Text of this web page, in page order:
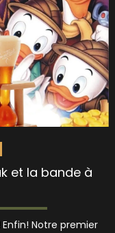
et la bande à
Notre premier